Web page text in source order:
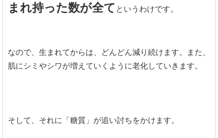
まれ持った数が全て というわけです。
なので、生まれてからは、どんどん減り続けます。また、
肌にシミやシワが増えていくように老化していきます。
そして、それに「糖質」が追い討ちをかけます。